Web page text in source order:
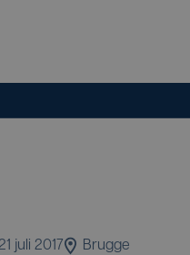
21 juli 2017 Brugge